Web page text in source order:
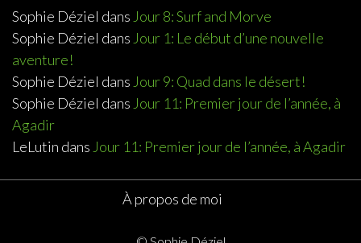
Sophie Déziel dans Jour 8: Surf and Morve
Sophie Déziel dans Jour 1: Le début d’une nouvelle
aventure!
Sophie Déziel dans Jour 9: Quad dans le désert!
Sophie Déziel dans Jour 11: Premier jour de l’année, à
Agadir
LeLutin dans Jour 11: Premier jour de l’année, à Agadir
À propos de moi